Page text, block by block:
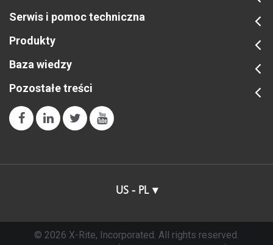
Serwis i pomoc techniczna
Produkty
Baza wiedzy
Pozostałe treści
US - PL
© 2026 X-Rite, Incorporated. All rights reserved.